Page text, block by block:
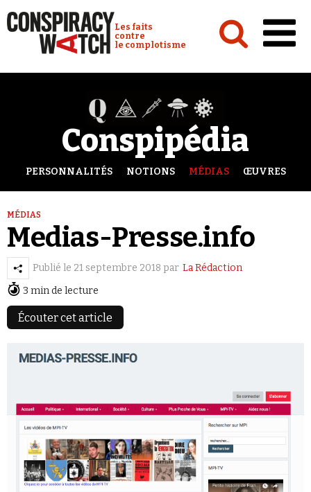
Conspiracy Watch :
Les faits
contre
le complotisme
Analyses
Conspipédia
Vidéos
Émissions
Faire un don
Conspipédia
PERSONNALITÉS NOTIONS MÉDIAS ŒUVRES
MÉDIAS
Medias-Presse.info
Publié le 21 septembre 2018 par La Rédaction
3 min de lecture
Écouter cet article